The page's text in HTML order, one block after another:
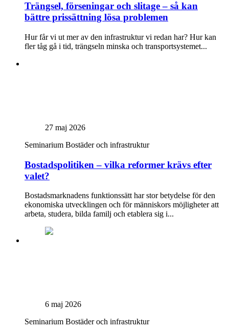
Trängsel, förseningar och slitage – så kan
bättre prissättning lösa problemen
Hur får vi ut mer av den infrastruktur vi redan har? Hur kan
fler tåg gå i tid, trängseln minska och transportsystemet...
27 maj 2026
Seminarium Bostäder och infrastruktur
Bostadspolitiken – vilka reformer krävs efter
valet?
Bostadsmarknadens funktionssätt har stor betydelse för den
ekonomiska utvecklingen och för människors möjligheter att
arbeta, studera, bilda familj och etablera sig i...
6 maj 2026
Seminarium Bostäder och infrastruktur